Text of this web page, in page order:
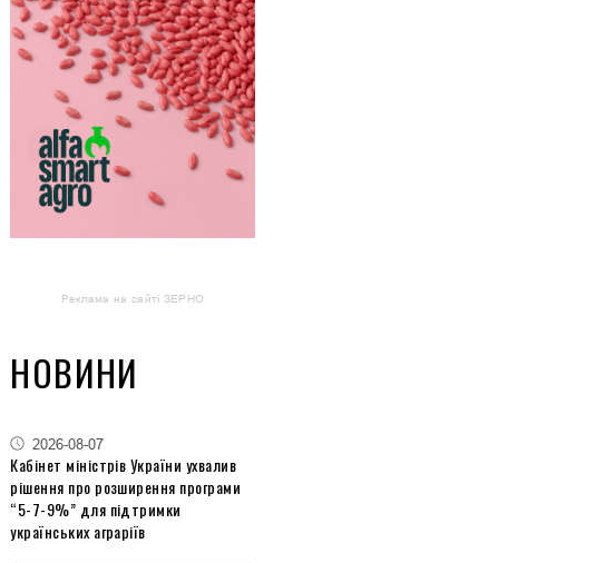
Реклама на сайті ЗЕРНО
НОВИНИ
2026-08-07
Кабінет міністрів України ухвалив
рішення про розширення програми
“5-7-9%” для підтримки
українських аграріїв